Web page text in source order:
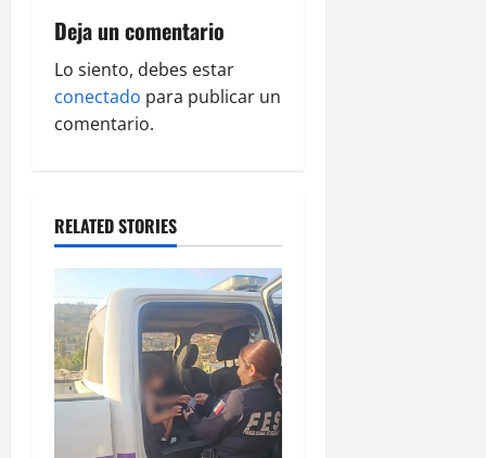
g
a
t
o
n
Deja un comentario
Lo siento, debes estar
conectado para publicar un
comentario.
RELATED STORIES